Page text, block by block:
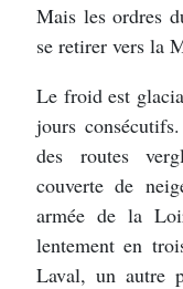
Mais les ordres
se retirer vers la
Le froid est
jours
des routes
couverte de
armée de la
lentement en
Laval, un autre